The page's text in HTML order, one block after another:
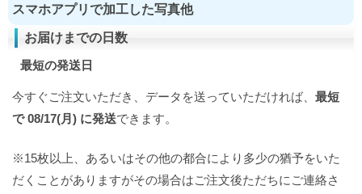
スマホアプリで加工した写真他
お届けまでの日数
最短の発送日
今すぐご注文いただき、データを送っていただければ、 最短
で 08/17(月) に発送できます。
※15枚以上、あるいはその他の都合により多少の猶予をいた
だくことがありますがその場合はご注文後ただちにご連絡さ